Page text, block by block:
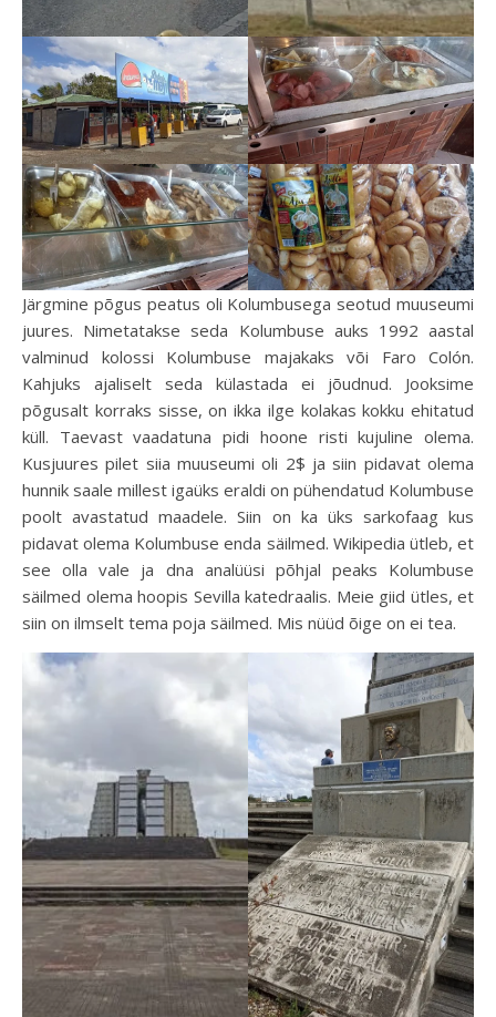
Järgmine põgus peatus oli Kolumbusega seotud muuseumi
juures. Nimetatakse seda Kolumbuse auks 1992 aastal
valminud kolossi Kolumbuse majakaks või Faro Colón.
Kahjuks ajaliselt seda külastada ei jõudnud. Jooksime
põgusalt korraks sisse, on ikka ilge kolakas kokku ehitatud
küll. Taevast vaadatuna pidi hoone risti kujuline olema.
Kusjuures pilet siia muuseumi oli 2$ ja siin pidavat olema
hunnik saale millest igaüks eraldi on pühendatud Kolumbuse
poolt avastatud maadele. Siin on ka üks sarkofaag kus
pidavat olema Kolumbuse enda säilmed. Wikipedia ütleb, et
see olla vale ja dna analüüsi põhjal peaks Kolumbuse
säilmed olema hoopis Sevilla katedraalis. Meie giid ütles, et
siin on ilmselt tema poja säilmed. Mis nüüd õige on ei tea.